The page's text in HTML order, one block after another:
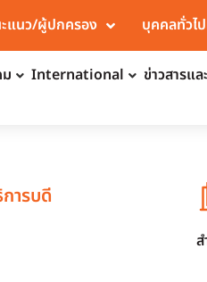
แนว/ผู้ปกครอง บุคคลทั่วไ
International ข่าวสารแ
ารบดี